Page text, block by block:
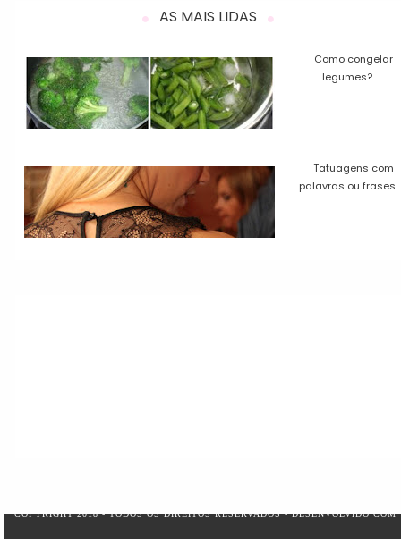
AS MAIS LIDAS
Como congelar
legumes?
Tatuagens com
palavras ou frases
COPYRIGHT 2018 - TODOS OS DIREITOS RESERVADOS - DESENVOLVIDO COM